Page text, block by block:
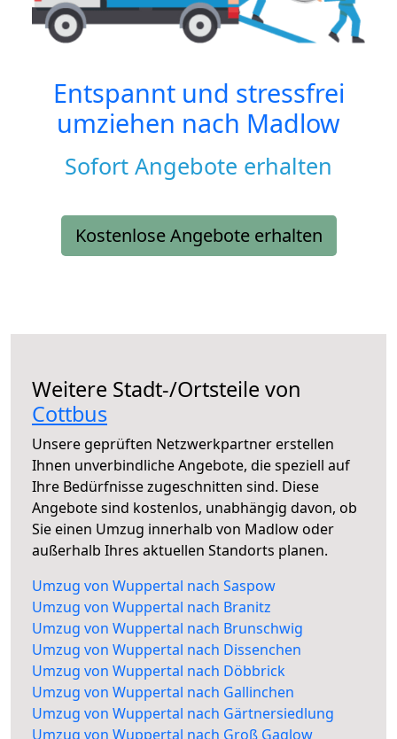
Entspannt und stressfrei
umziehen nach Madlow
Sofort Angebote erhalten
Kostenlose Angebote erhalten
Weitere Stadt-/Ortsteile von
Cottbus
Unsere geprüften Netzwerkpartner erstellen
Ihnen unverbindliche Angebote, die speziell auf
Ihre Bedürfnisse zugeschnitten sind. Diese
Angebote sind kostenlos, unabhängig davon, ob
Sie einen Umzug innerhalb von Madlow oder
außerhalb Ihres aktuellen Standorts planen.
Umzug von Wuppertal nach Saspow
Umzug von Wuppertal nach Branitz
Umzug von Wuppertal nach Brunschwig
Umzug von Wuppertal nach Dissenchen
Umzug von Wuppertal nach Döbbrick
Umzug von Wuppertal nach Gallinchen
Umzug von Wuppertal nach Gärtnersiedlung
Umzug von Wuppertal nach Groß Gaglow